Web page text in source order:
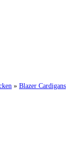
» Blazer Cardigans